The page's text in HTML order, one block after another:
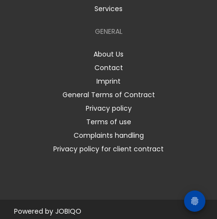
Services
GENERAL
About Us
Contact
Imprint
General Terms of Contract
Privacy policy
Terms of use
Complaints handling
Privacy policy for client contract
Powered by JOBIQO